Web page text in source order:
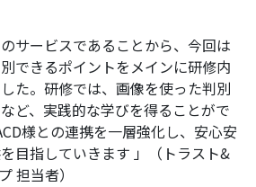
サービスであることから、今回は
できるポイントをメインに研修内
た。研修では、画像を使った判別
ど、実践的な学びを得ることがで
様との連携を一層強化し、安心安
目指していきます 」（トラスト&
担当者）